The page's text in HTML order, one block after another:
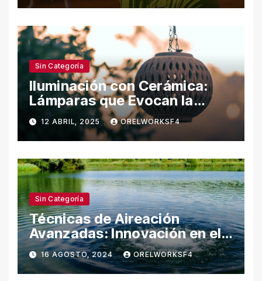
Sin Categoría
Iluminación con Cerámica:
Lámparas que Evocan la
Naturaleza
12 ABRIL, 2025 ORELWORKSF4
Sin Categoría
Técnicas de Aireación
Avanzadas: Innovación en el
Cuidado del Agua
16 AGOSTO, 2024 ORELWORKSF4